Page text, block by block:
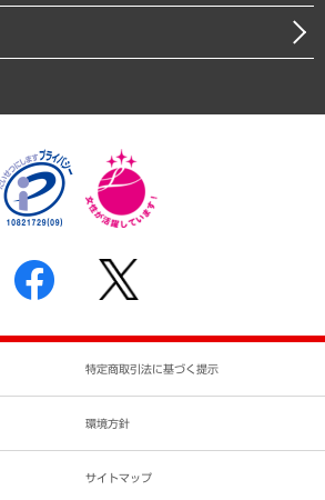
針
の請求の手続きについて
特定商取引法に基づく提示
環境方針
サイトマップ